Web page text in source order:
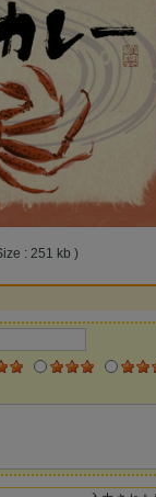
: 251 kb )